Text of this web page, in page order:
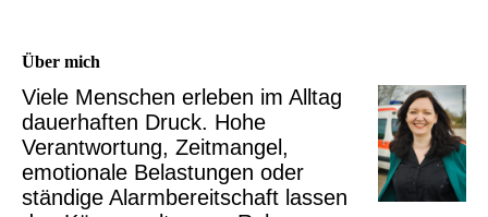
Über mich
Viele Menschen erleben im Alltag
dauerhaften Druck. Hohe
Verantwortung, Zeitmangel,
emotionale Belastungen oder
ständige Alarmbereitschaft lassen